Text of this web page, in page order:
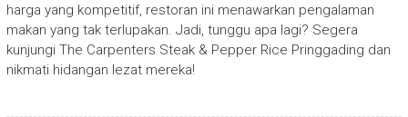
harga yang kompetitif, restoran ini menawarkan pengalaman
makan yang tak terlupakan. Jadi, tunggu apa lagi? Segera
kunjungi The Carpenters Steak & Pepper Rice Pringgading dan
nikmati hidangan lezat mereka!